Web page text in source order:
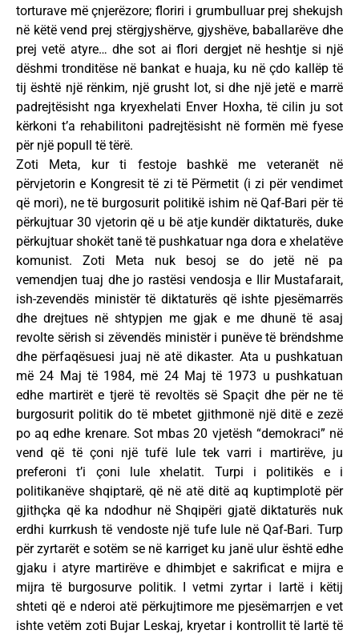
torturave më çnjerëzore; floriri i grumbulluar prej shekujsh
në këtë vend prej stërgjyshërve, gjyshëve, baballarëve dhe
prej vetë atyre… dhe sot ai flori dergjet në heshtje si një
dëshmi tronditëse në bankat e huaja, ku në çdo kallëp të
tij është një rënkim, një grusht lot, si dhe një jetë e marrë
padrejtësisht nga kryexhelati Enver Hoxha, të cilin ju sot
kërkoni t’a rehabilitoni padrejtësisht në formën më fyese
për një popull të tërë.
Zoti Meta, kur ti festoje bashkë me veteranët në
përvjetorin e Kongresit të zi të Përmetit (i zi për vendimet
që mori), ne të burgosurit politikë ishim në Qaf-Bari për të
përkujtuar 30 vjetorin që u bë atje kundër diktaturës, duke
përkujtuar shokët tanë të pushkatuar nga dora e xhelatëve
komunist. Zoti Meta nuk besoj se do jetë në pa
vemendjen tuaj dhe jo rastësi vendosja e Ilir Mustafarait,
ish-zevendës ministër të diktaturës që ishte pjesëmarrës
dhe drejtues në shtypjen me gjak e me dhunë të asaj
revolte sërish si zëvendës ministër i punëve të brëndshme
dhe përfaqësuesi juaj në atë dikaster. Ata u pushkatuan
më 24 Maj të 1984, më 24 Maj të 1973 u pushkatuan
edhe martirët e tjerë të revoltës së Spaçit dhe për ne të
burgosurit politik do të mbetet gjithmonë një ditë e zezë
po aq edhe krenare. Sot mbas 20 vjetësh “demokraci” në
vend që të çoni një tufë lule tek varri i martirëve, ju
preferoni t’i çoni lule xhelatit. Turpi i politikës e i
politikanëve shqiptarë, që në atë ditë aq kuptimplotë për
gjithçka që ka ndodhur në Shqipëri gjatë diktaturës nuk
erdhi kurrkush të vendoste një tufe lule në Qaf-Bari. Turp
për zyrtarët e sotëm se në karriget ku janë ulur është edhe
gjaku i atyre martirëve e dhimbjet e sakrificat e mijra e
mijra të burgosurve politik. I vetmi zyrtar i lartë i këtij
shteti që e nderoi atë përkujtimore me pjesëmarrjen e vet
ishte vetëm zoti Bujar Leskaj, kryetar i kontrollit të lartë të